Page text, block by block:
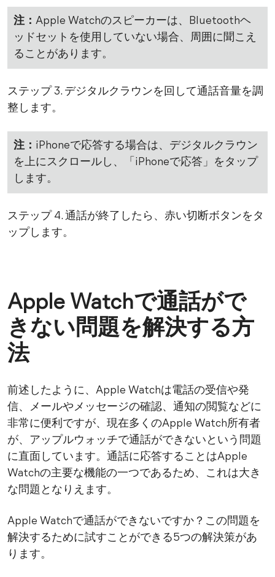
注： Apple Watchのスピーカーは、Bluetoothヘ
ッドセットを使用していない場合、周囲に聞こえ
ることがあります。
ステップ 3. デジタルクラウンを回して通話音量を調
整します。
注： iPhoneで応答する場合は、デジタルクラウン
を上にスクロールし、「iPhoneで応答」をタップ
します。
ステップ 4. 通話が終了したら、赤い切断ボタンをタ
ップします。
Apple Watchで通話がで
きない問題を解決する方
法
前述したように、Apple Watchは電話の受信や発
信、メールやメッセージの確認、通知の閲覧などに
非常に便利ですが、現在多くのApple Watch所有者
が、アップルウォッチで通話ができないという問題
に直面しています。通話に応答することはApple
Watchの主要な機能の一つであるため、これは大き
な問題となりえます。
Apple Watchで通話ができないですか？この問題を
解決するために試すことができる5つの解決策があ
ります。